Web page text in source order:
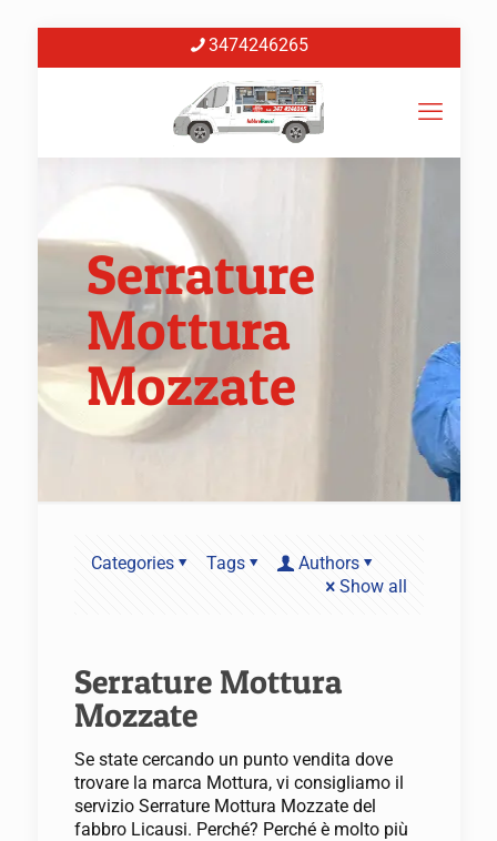
3474246265
Serrature
Mottura
Mozzate
Categories Tags
Authors
Show all
Serrature Mottura
Mozzate
Se state cercando un punto vendita dove
trovare la marca Mottura, vi consigliamo il
servizio Serrature Mottura Mozzate del
fabbro Licausi. Perché? Perché è molto più